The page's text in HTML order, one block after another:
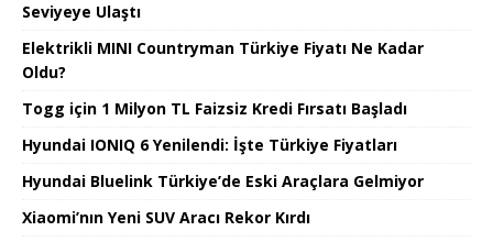
Seviyeye Ulaştı
Elektrikli MINI Countryman Türkiye Fiyatı Ne Kadar
Oldu?
Togg için 1 Milyon TL Faizsiz Kredi Fırsatı Başladı
Hyundai IONIQ 6 Yenilendi: İşte Türkiye Fiyatları
Hyundai Bluelink Türkiye’de Eski Araçlara Gelmiyor
Xiaomi’nın Yeni SUV Aracı Rekor Kırdı